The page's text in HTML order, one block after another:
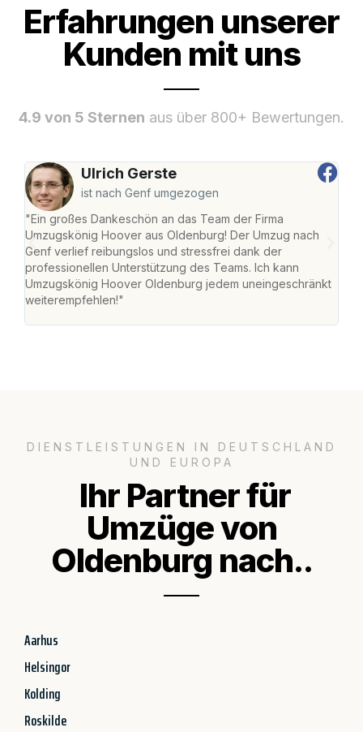
Erfahrungen unserer
Kunden mit uns
4.9 von 5 Sternen aus über 800+ Bewertungen.
Ulrich Gerste
ist nach Genf umgezogen
"Ein großes Dankeschön an das Team der Firma
Umzugskönig Hoover aus Oldenburg! Der Umzug nach
Genf verlief reibungslos und stressfrei dank der
professionellen Unterstützung des Teams. Ich kann
Umzugskönig Hoover Oldenburg jedem uneingeschränkt
weiterempfehlen!"
DIENSTLEISTUNGEN IN DEUTSCHLAND
UND EUROPA
Ihr Partner für
Umzüge von
Oldenburg nach..
Aarhus
Helsingor
Kolding
Roskilde